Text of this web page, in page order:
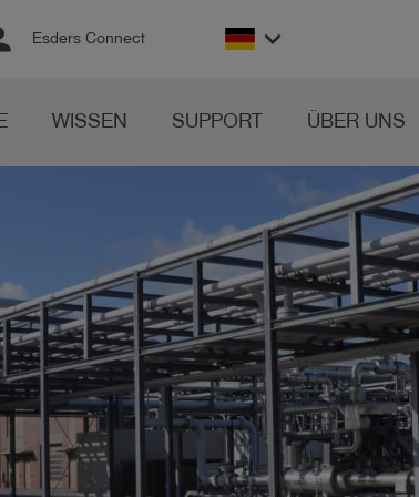
Esders Connect keyboard_arrow_down
WISSEN SUPPORT ÜBER UNS